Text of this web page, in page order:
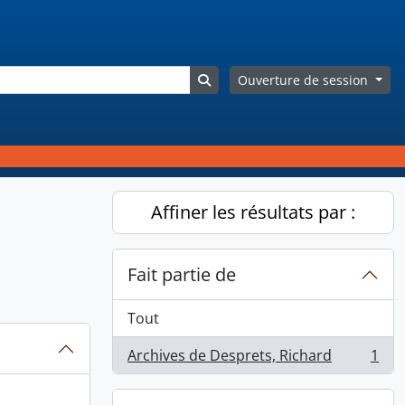
Search in browse page
Ouverture de session
Affiner les résultats par :
Fait partie de
Tout
Archives de Desprets, Richard
, 1 résultats 1